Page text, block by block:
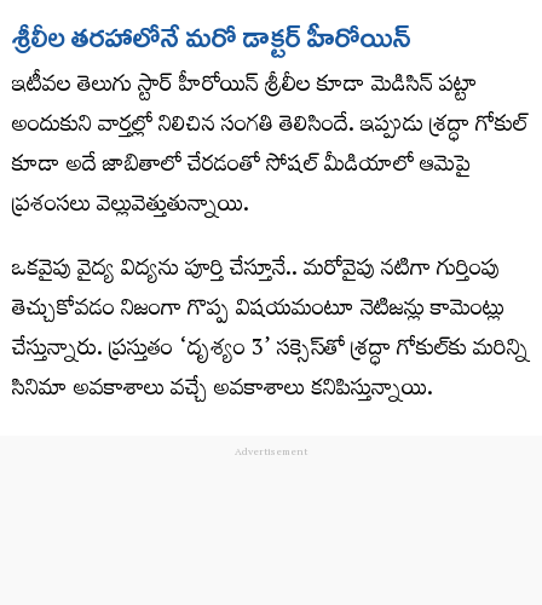
శ్రీలీల తరహాలోనే మరో డాక్టర్ హీరోయిన్
ఇటీవల తెలుగు స్టార్ హీరోయిన్ శ్రీలీల కూడా మెడిసిన్ పట్టా
అందుకుని వార్తల్లో నిలిచిన సంగతి తెలిసిందే. ఇప్పుడు శ్రద్ధా గోకుల్
కూడా అదే జాబితాలో చేరడంతో సోషల్ మీడియాలో ఆమెపై
ప్రశంసలు వెల్లువెత్తుతున్నాయి.
ఒకవైపు వైద్య విద్యను పూర్తి చేస్తూనే.. మరోవైపు నటిగా గుర్తింపు
తెచ్చుకోవడం నిజంగా గొప్ప విషయమంటూ నెటిజన్లు కామెంట్లు
చేస్తున్నారు. ప్రస్తుతం ‘దృశ్యం 3’ సక్సెస్‌తో శ్రద్ధా గోకుల్‌కు మరిన్ని
సినిమా అవకాశాలు వచ్చే అవకాశాలు కనిపిస్తున్నాయి.